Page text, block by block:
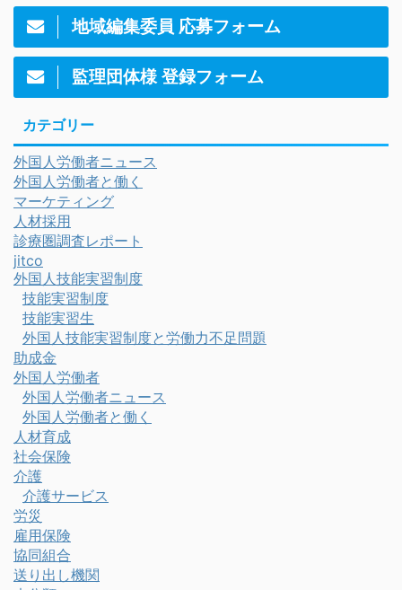
地域編集委員 応募フォーム
監理団体様 登録フォーム
カテゴリー
外国人労働者ニュース
外国人労働者と働く
マーケティング
人材採用
診療圏調査レポート
jitco
外国人技能実習制度
技能実習制度
技能実習生
外国人技能実習制度と労働力不足問題
助成金
外国人労働者
外国人労働者ニュース
外国人労働者と働く
人材育成
社会保険
介護
介護サービス
労災
雇用保険
協同組合
送り出し機関